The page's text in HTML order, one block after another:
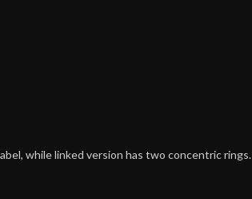
while linked version has two concentric rings.